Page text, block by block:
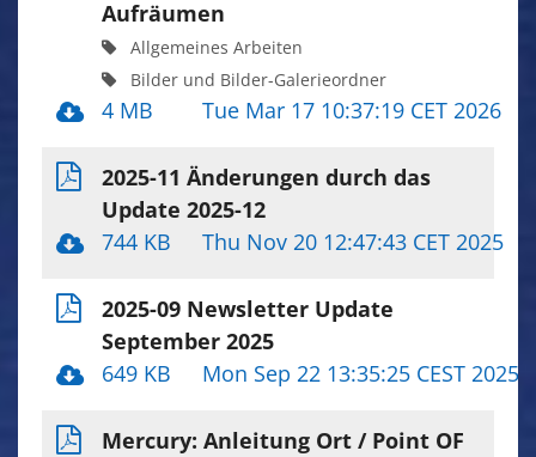
Aufräumen
Allgemeines Arbeiten
Bilder und Bilder-Galerieordner
4 MB Tue Mar 17 10:37:19 CET 2026
2025-11 Änderungen durch das
Update 2025-12
744 KB
Thu Nov 20 12:47:43 CET 2025
2025-09 Newsletter Update
September 2025
649 KB
Mon Sep 22 13:35:25 CEST 2025
Mercury: Anleitung Ort / Point OF